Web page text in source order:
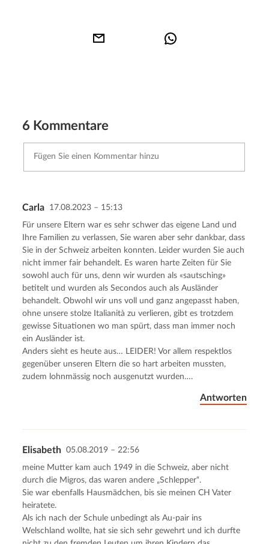
6 Kommentare
Abbrechen Kommentar senden
Carla 17.08.2023 – 15:13
Für unsere Eltern war es sehr schwer das eigene Land und
Ihre Familien zu verlassen, Sie waren aber sehr dankbar, dass
Sie in der Schweiz arbeiten konnten. Leider wurden Sie auch
nicht immer fair behandelt. Es waren harte Zeiten für Sie
sowohl auch für uns, denn wir wurden als «sautsching»
betitelt und wurden als Secondos auch als Ausländer
behandelt. Obwohl wir uns voll und ganz angepasst haben,
ohne unsere stolze Italianità zu verlieren, gibt es trotzdem
gewisse Situationen wo man spürt, dass man immer noch
ein Ausländer ist.
Anders sieht es heute aus… LEIDER! Vor allem respektlos
gegenüber unseren Eltern die so hart arbeiten mussten,
zudem lohnmässig noch ausgenutzt wurden….
Antworten
Elisabeth 05.08.2019 – 22:56
meine Mutter kam auch 1949 in die Schweiz, aber nicht
durch die Migros, das waren andere „Schlepper“.
Sie war ebenfalls Hausmädchen, bis sie meinen CH Vater
heiratete.
Als ich nach der Schule unbedingt als Au-pair ins
Welschland wollte, hat sie sich sehr gewehrt und ich durfte